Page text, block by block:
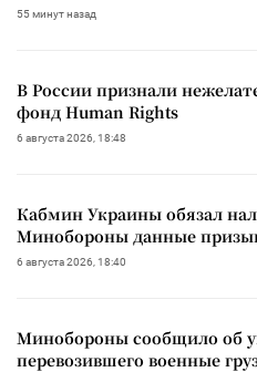
55 минут назад
В России признали
фонд Human Rights
6 августа 2026, 18:48
Кабмин Украины обязал
Минобороны данные
6 августа 2026, 18:40
Минобороны сообщило об
перевозившего военные